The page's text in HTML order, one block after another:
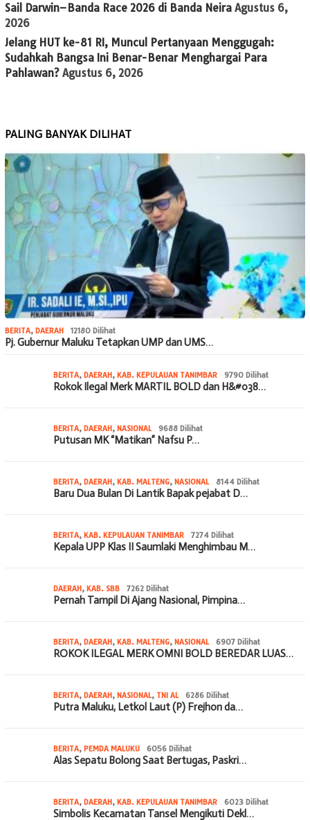
Sail Darwin–Banda Race 2026 di Banda Neira Agustus 6,
2026
Jelang HUT ke-81 RI, Muncul Pertanyaan Menggugah:
Sudahkah Bangsa Ini Benar-Benar Menghargai Para
Pahlawan? Agustus 6, 2026
PALING BANYAK DILIHAT
BERITA, DAERAH 12180 Dilihat
Pj. Gubernur Maluku Tetapkan UMP dan UMS…
BERITA, DAERAH, KAB. KEPULAUAN TANIMBAR 9790 Dilihat
Rokok Ilegal Merk MARTIL BOLD dan H&#038…
BERITA, DAERAH, NASIONAL 9688 Dilihat
Putusan MK “Matikan” Nafsu P…
BERITA, DAERAH, KAB. MALTENG, NASIONAL 8144 Dilihat
Baru Dua Bulan Di Lantik Bapak pejabat D…
BERITA, KAB. KEPULAUAN TANIMBAR 7274 Dilihat
Kepala UPP Klas II Saumlaki Menghimbau M…
DAERAH, KAB. SBB 7262 Dilihat
Pernah Tampil Di Ajang Nasional, Pimpina…
BERITA, DAERAH, KAB. MALTENG, NASIONAL 6907 Dilihat
ROKOK ILEGAL MERK OMNI BOLD BEREDAR LUAS…
BERITA, DAERAH, NASIONAL, TNI AL 6286 Dilihat
Putra Maluku, Letkol Laut (P) Frejhon da…
BERITA, PEMDA MALUKU 6056 Dilihat
Alas Sepatu Bolong Saat Bertugas, Paskri…
BERITA, DAERAH, KAB. KEPULAUAN TANIMBAR 6023 Dilihat
Simbolis Kecamatan Tansel Mengikuti Dekl…